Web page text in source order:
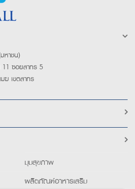
หาชน)
11 ซอยสาทร 5
ฆ เขตสาทร
มุมสุขภาพ
ผลิตภัณฑ์อาหารเสริม